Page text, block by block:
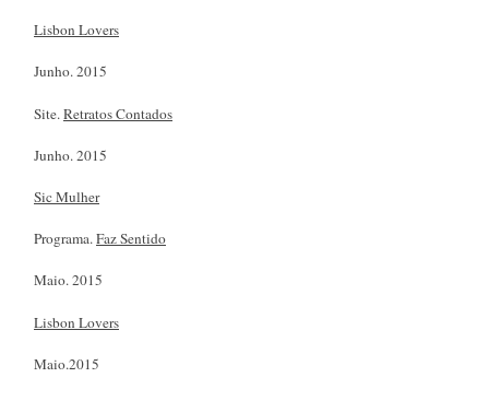
Lisbon Lovers
Junho. 2015
Site.Retratos Contados
Junho. 2015
Sic Mulher
Programa.Faz Sentido
Maio. 2015
Lisbon Lovers
Maio.2015